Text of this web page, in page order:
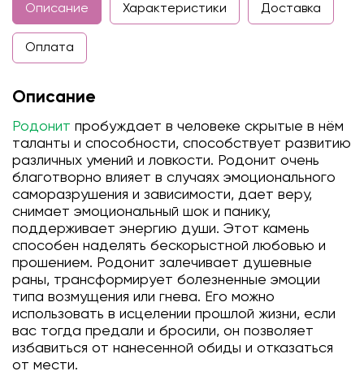
Описание Характеристики Доставка
Оплата
Описание
Родонит пробуждает в человеке скрытые в нём
таланты и способности, способствует развитию
различных умений и ловкости. Родонит очень
благотворно влияет в случаях эмоционального
саморазрушения и зависимости, дает веру,
снимает эмоциональный шок и панику,
поддерживает энергию души. Этот камень
способен наделять бескорыстной любовью и
прошением. Родонит залечивает душевные
раны, трансформирует болезненные эмоции
типа возмущения или гнева. Его можно
использовать в исцелении прошлой жизни, если
вас тогда предали и бросили, он позволяет
избавиться от нанесенной обиды и отказаться
от мести.